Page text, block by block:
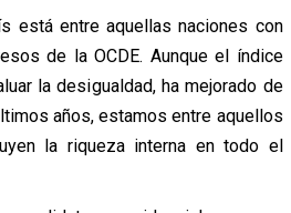
está entre aquellas naciones con
de la OCDE. Aunque el índice
la desigualdad, ha mejorado de
años, estamos entre aquellos
la riqueza interna en todo el